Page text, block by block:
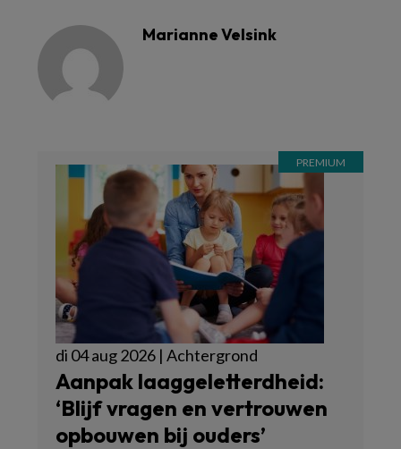
Marianne Velsink
di 04 aug 2026 | Achtergrond
Aanpak laaggeletterdheid:
‘Blijf vragen en vertrouwen
opbouwen bij ouders’